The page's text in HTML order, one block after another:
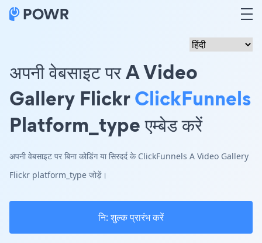
अपनी वेबसाइट पर A Video
Gallery FlickrClickFunnels
Platform_type एम्बेड करें
अपनी वेबसाइट पर बिना कोडिंग या सिरदर्द के ClickFunnels A Video Gallery
Flickr platform_type जोड़ें।
नि: शुल्क प्रारंभ करें